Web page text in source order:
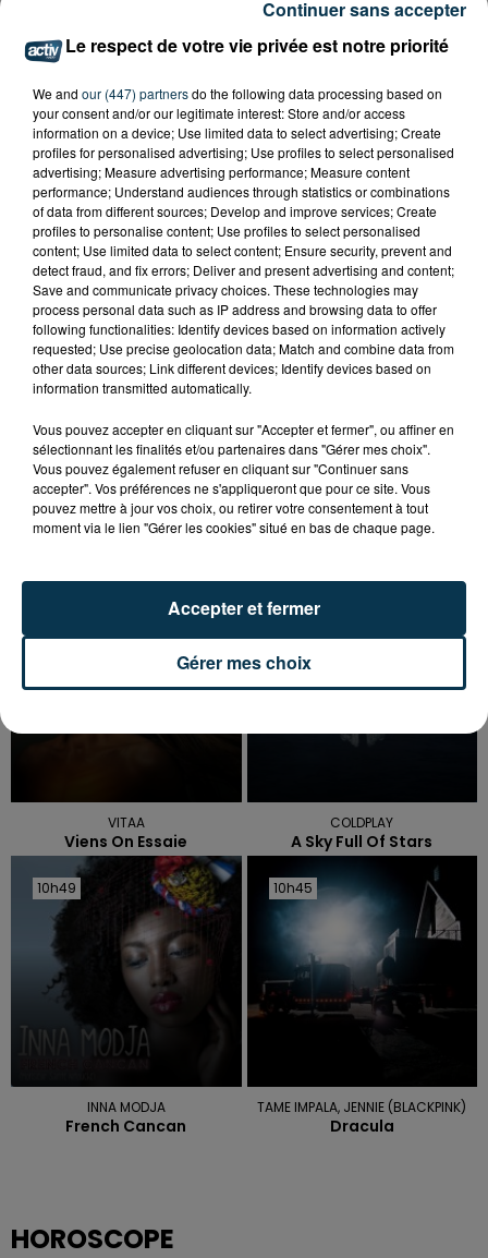
TITRES DIFFUSÉS
VITAA
Viens On Essaie
10h53
10h53
COLDPLAY
A Sky Full Of Stars
10h49
10h49
INNA MODJA
French Cancan
10h45
10h45
TAME IMPALA, JENNIE (BLACKPINK)
Dracula
HOROSCOPE
Le respect de votre vie privée est notre priorité
We and our (447) partnersdo the following data processing based on
your consent and/or our legitimate interest: Store and/or access
information on a device; Use limited data to select advertising; Create
profiles for personalised advertising; Use profiles to select personalised
advertising; Measure advertising performance; Measure content
performance; Understand audiences through statistics or combinations
of data from different sources; Develop and improve services; Create
profiles to personalise content; Use profiles to select personalised
content; Use limited data to select content; Ensure security, prevent and
detect fraud, and fix errors; Deliver and present advertising and content;
Save and communicate privacy choices. These technologies may
process personal data such as IP address and browsing data to offer
following functionalities: Identify devices based on information actively
requested; Use precise geolocation data; Match and combine data from
other data sources; Link different devices; Identify devices based on
information transmitted automatically.
Vous pouvez accepter en cliquant sur "Accepter et fermer", ou affiner en
sélectionnant les finalités et/ou partenaires dans "Gérer mes choix".
Vous pouvez également refuser en cliquant sur "Continuer sans
accepter". Vos préférences ne s'appliqueront que pour ce site. Vous
pouvez mettre à jour vos choix, ou retirer votre consentement à tout
moment via le lien "Gérer les cookies" situé en bas de chaque page.
Gérer mes choix
Accepter et fermer
Continuer sans accepter